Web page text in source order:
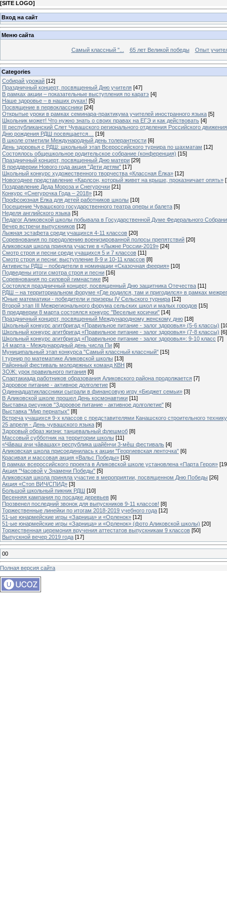
[SITE LOGO]
Вход на сайт
Меню сайта
Самый классный "... 65 лет Великой победы Опыт
Categories
Собирай урожай [12]
Праздничный концерт, посвященный Дню учителя [47]
В рамках акции – показательные выступления по каратэ [4]
Наше здоровье – в наших руках! [5]
Посвящение в первоклассники [24]
Открытые уроки в рамках семинара-практикума учителей иностранного языка [5]
Школьник может! Что нужно знать о своих правах на ЕГЭ и как действовать [4]
III республиканский Слет Чувашского регионального отделения Российского
Дню рождения РДШ посвящается…
[19]
В школе отметили Международный день толерантности [6]
День здоровья с РДШ: школьный этап Всероссийского турнира по шахматам [12]
Состоялось общешкольное родительское собрание (конференция) [15]
Праздничный концерт, посвященный Дню матери [29]
В преддверии Нового года акция "Дети детям" [17]
Школьный конкурс художественного творчества «Классная Ёлка» [12]
Новогоднее представление «Карлсон, который живет на крыше, проказничает опять»
Поздравление Деда Мороза и Снегурочки [21]
Конкурс «Снегурочка Года – 2018» [12]
Профсоюзная Елка для детей работников школы [10]
Посещение Чувашского государственного театра оперы и балета [5]
Неделя английского языка [5]
Педагог Аликовской школы побывала в Государственной Думе Федерального
Вечер встречи выпускников [12]
Лыжная эстафета среди учащихся 4-11 классов [20]
Cоревнования по преодолению военизированной полосы препятствий [20]
Аликовская школа приняла участие в «Лыжне России-2019» [24]
Смотр строя и песни среди учащихся 5 и 7 классов [11]
Смотр строя и песни: выступление 8-9 и 10-11 классов [8]
Активисты РДШ – победители в номинации «Сказочная феерия» [10]
Подведены итоги смотра строя и песни [16]
Соревнования по силовой гимнастике [5]
Состоялся праздничный концерт, посвященный Дню защитника Отечества [11]
РДШ – на территориальном форуме «Где родился, там и пригодился» в рамках
Юные математики - победители и призеры IV Сельского турнира [12]
Второй этап III Межрегионального форума сельских школ и малых городов [15]
В преддверии 8 марта состоялся конкурс "Веселые косички" [14]
Праздничный концерт, посвященный Международному женскому дню [18]
Школьный конкурс агитбригад «Правильное питание - залог здоровья» (5-6 классы)
Школьный конкурс агитбригад «Правильное питание - залог здоровья» (7-8 классы) [6]
Школьный конкурс агитбригад «Правильное питание - залог здоровья»: 9-10 класс [7]
14 марта - Международный день числа Пи [6]
Муниципальный этап конкурса "Самый классный классный" [15]
I турнир по математике Аликовской школы [13]
Районный фестиваль молодежных команд КВН [8]
ЗОЖ: урок правильного питания [0]
Спартакиада работников образования Аликовского района продолжается [7]
Здоровое питание - активное долголетие [3]
Одиннадцатиклассники сыграли в финансовую игру «Бюджет семьи» [3]
В Аликовской школе прошел День космонавтики [11]
Выставка рисунков "Здоровое питание - активное долголетие" [6]
Выставка "Мир пернатых" [8]
Встреча учащихся 9-х классов с представителями Канашского строительного
25 апреля - День чувашского языка [9]
Здоровый образ жизни: танцевальный флешмоб [8]
Массовый субботник на территории школы [11]
«Чăваш ачи чăвашах» республика шайĕнчи 3-мĕш фестиваль [4]
Аликовская школа присоединилась к акции "Георгиевская ленточка" [6]
Красивая и массовая акция «Вальс Победы» [15]
В рамках всероссийского проекта в Аликовской школе установлена «Парта Героя»
Акция "Часовой у Знамени Победы" [5]
Аликовская школа приняла участие в мероприятии, посвященном Дню Победы [26]
Акция «Стоп ВИЧ/СПИД» [3]
Большой школьный пикник РДШ [10]
Весенняя кампания по посадке деревьев [6]
Прозвенел последний звонок для выпускников 9-11 классов! [8]
Торжественные линейки по итогам 2018-2019 учебного года [12]
51-ые юнармейские игры «Зарница» и «Орленок» [12]
51-ые юнармейские игры «Зарница» и «Орленок» (фото Аликовской школы) [20]
Торжественная церемония вручения аттестатов выпускникам 9 классов [50]
Выпускной вечер 2019 года [17]
00
Полная версия сайта